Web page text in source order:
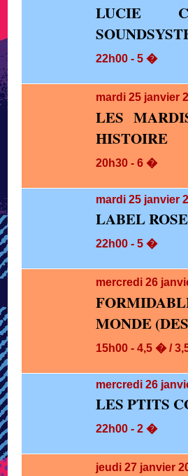
LUCIE
22h00 - 5 �
mardi 25 janvier
LES
HISTOIRE
20h30 - 6 �
mardi 25 janvier
LABEL
22h00 - 5 �
mercredi 26
MONDE
15h00 - 4,5 � /
mercredi 26
LES PTITS
22h00 - 2 �
jeudi 27 janvier